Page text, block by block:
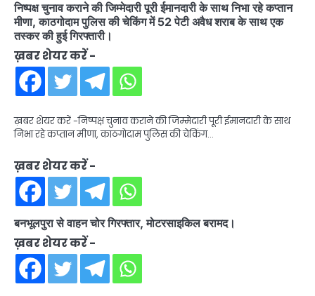
निष्पक्ष चुनाव कराने की जिम्मेदारी पूरी ईमानदारी के साथ निभा रहे कप्तान
मीणा, काठगोदाम पुलिस की चेकिंग में 52 पेटी अवैध शराब के साथ एक
तस्कर की हुई गिरफ्तारी।
ख़बर शेयर करें -
ख़बर शेयर करें -निष्पक्ष चुनाव कराने की जिम्मेदारी पूरी ईमानदारी के साथ
निभा रहे कप्तान मीणा, काठगोदाम पुलिस की चेकिंग…
ख़बर शेयर करें -
बनभूलपुरा से वाहन चोर गिरफ्तार, मोटरसाइकिल बरामद।
ख़बर शेयर करें -